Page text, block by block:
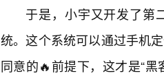
于是，小宇又开发了第
统。这个系统可以通过手机
同意的🔥前提下，这才是“